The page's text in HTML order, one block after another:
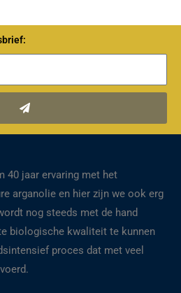
Verzenden
40 jaar ervaring met het
arganolie en hier zijn we ook erg
nog steeds met de hand
biologische kwaliteit te kunnen
proces dat met veel